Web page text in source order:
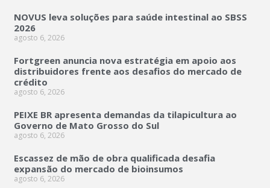
NOVUS leva soluções para saúde intestinal ao SBSS
2026
agosto 6, 2026
Fortgreen anuncia nova estratégia em apoio aos
distribuidores frente aos desafios do mercado de
crédito
agosto 6, 2026
PEIXE BR apresenta demandas da tilapicultura ao
Governo de Mato Grosso do Sul
agosto 6, 2026
Escassez de mão de obra qualificada desafia
expansão do mercado de bioinsumos
agosto 6, 2026